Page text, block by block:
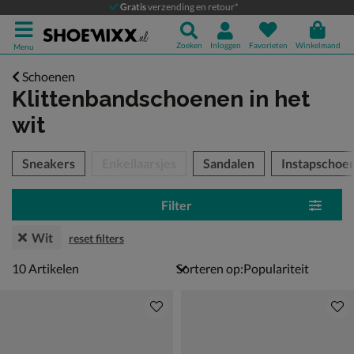
Gratisverzending en retour*
Menu Zoeken Inloggen Favorieten Winkelmand
Schoenen
Klittenbandschoenen in het
wit
over
Sneakers Sandalen
Filter
Wit reset filters
10 artikelen
10Artikelen Sorteren op: